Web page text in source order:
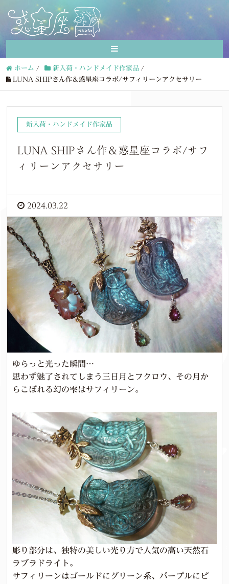
ホーム / 新入荷・ハンドメイド作家品 /
LUNA SHIPさん作＆惑星座コラボ/サフィリーンアクセサリー
新入荷・ハンドメイド作家品
LUNA SHIPさん作＆惑星座コラボ/サフ
ィリーンアクセサリー
2024.03.22
ゆらっと光った瞬間…
思わず魅了されてしまう三日月とフクロウ、その月か
らこぼれる幻の雫はサフィリーン。
彫り部分は、独特の美しい光り方で人気の高い天然石
ラブラドライト。
サフィリーンはゴールドにグリーン系、パープルにピ